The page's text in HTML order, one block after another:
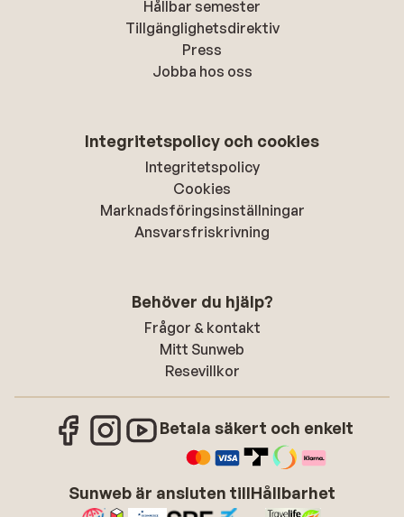
Hållbar semester
Tillgänglighetsdirektiv
Press
Jobba hos oss
Integritetspolicy och cookies
Integritetspolicy
Cookies
Marknadsföringsinställningar
Ansvarsfriskrivning
Behöver du hjälp?
Frågor & kontakt
Mitt Sunweb
Resevillkor
Betala säkert och enkelt
Sunweb är ansluten tillHållbarhet